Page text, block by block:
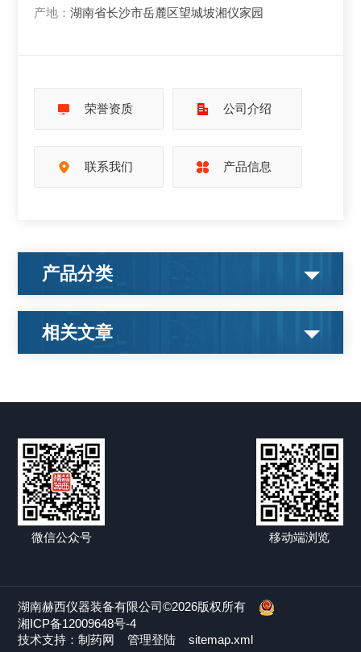
产地：湖南省长沙市岳麓区望城坡湘仪家园
荣誉资质 公司介绍
联系我们 产品信息
产品分类
相关文章
微信公众号 移动端浏览
湖南赫西仪器装备有限公司©2026版权所有
湘ICP备12009648号-4
技术支持：制药网 管理登陆 sitemap.xml